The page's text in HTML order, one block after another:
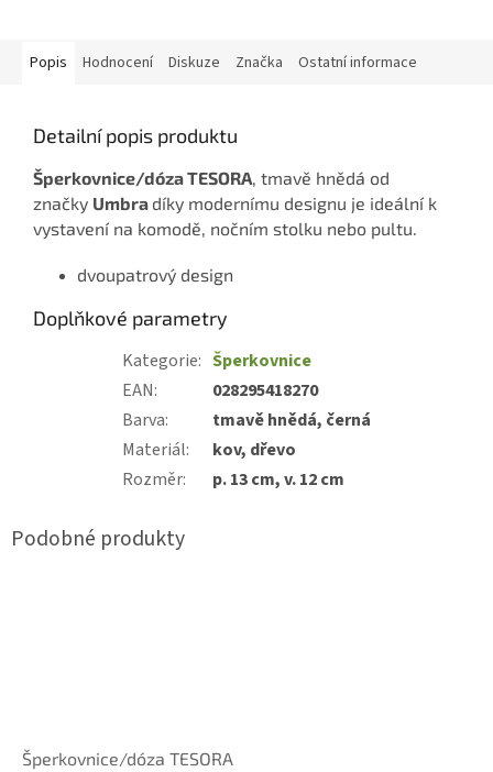
Popis Hodnocení Diskuze Značka Ostatní informace
Detailní popis produktu
Šperkovnice/dóza TESORA , tmavě hnědá od
značky Umbra díky modernímu designu je ideální k
vystavení na komodě, nočním stolku nebo pultu.
dvoupatrový design
Doplňkové parametry
Kategorie: Šperkovnice
EAN:
028295418270
Barva:
tmavě hnědá, černá
Materiál:
kov, dřevo
Rozměr: p. 13 cm, v. 12 cm
Šperkovnice/dóza TESORA